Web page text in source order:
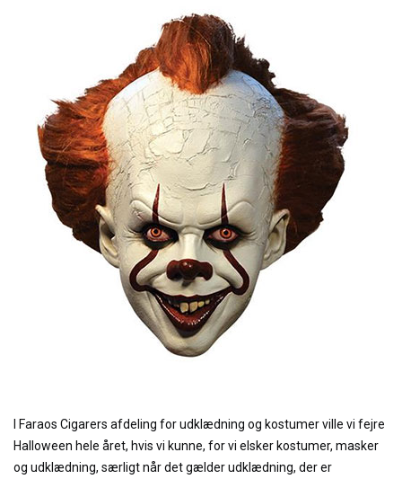
I Faraos Cigarers afdeling for udklædning og kostumer ville vi fejre
Halloween hele året, hvis vi kunne, for vi elsker kostumer, masker
og udklædning, særligt når det gælder udklædning, der er